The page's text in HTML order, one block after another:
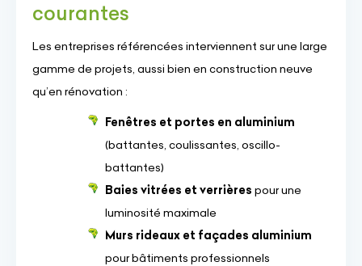
courantes
Les entreprises référencées interviennent sur une large
gamme de projets, aussi bien en construction neuve
qu’en rénovation :
Fenêtres et portes en aluminium
(battantes, coulissantes, oscillo-
battantes)
Baies vitrées et verrières pour une
luminosité maximale
Murs rideaux et façades aluminium
pour bâtiments professionnels